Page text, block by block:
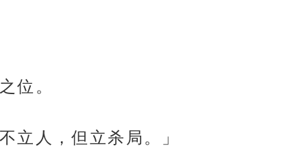
位。
立人，但立杀局。」